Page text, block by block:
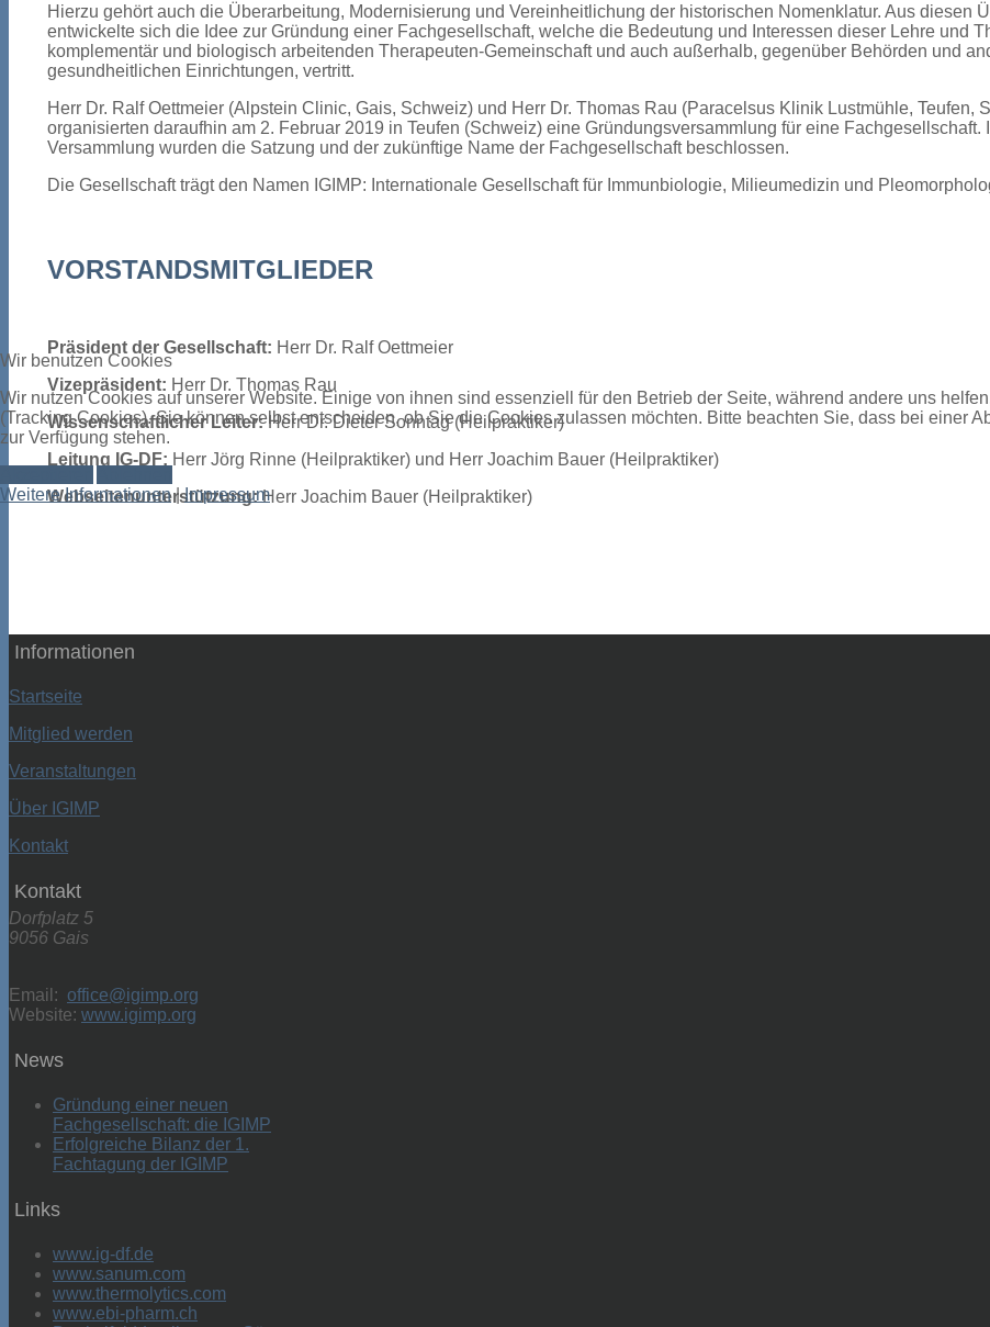
Hierzu gehört auch die Überarbeitung, Modernisierung und Vereinheitlichung der historischen Nomenklatur. Aus diesen
entwickelte sich die Idee zur Gründung einer Fachgesellschaft, welche die Bedeutung und Interessen dieser Lehre und
komplementär und biologisch arbeitenden Therapeuten-Gemeinschaft und auch außerhalb, gegenüber Behörden und
gesundheitlichen Einrichtungen, vertritt.
Herr Dr. Ralf Oettmeier (Alpstein Clinic, Gais, Schweiz) und Herr Dr. Thomas Rau (Paracelsus Klinik Lustmühle, Teufen,
organisierten daraufhin am 2. Februar 2019 in Teufen (Schweiz) eine Gründungsversammlung für eine Fachgesellschaft.
Versammlung wurden die Satzung und der zukünftige Name der Fachgesellschaft beschlossen.
Die Gesellschaft trägt den Namen IGIMP: Internationale Gesellschaft für Immunbiologie, Milieumedizin und
VORSTANDSMITGLIEDER
Präsident der Gesellschaft: Herr Dr. Ralf Oettmeier
Vizepräsident: Herr Dr. Thomas Rau
Wissenschaftlicher Leiter:Herr Dr. Dieter Sonntag (Heilpraktiker)
Leitung IG-DF: Herr Jörg Rinne (Heilpraktiker) und Herr Joachim Bauer (Heilpraktiker)
Webseitenunterstützung:Herr Joachim Bauer (Heilpraktiker)
Informationen
Startseite
Mitglied werden
Veranstaltungen
Über IGIMP
Kontakt
Kontakt
Dorfplatz 5
9056 Gais
Email: office@igimp.org
Website: www.igimp.org
News
Gründung einer neuen
Fachgesellschaft: die IGIMP
Erfolgreiche Bilanz der 1.
Fachtagung der IGIMP
Links
www.ig-df.de
www.sanum.com
www.thermolytics.com
www.ebi-pharm.ch
Wir benutzen Cookies
Wir nutzen Cookies auf unserer Website. Einige von ihnen sind essenziell für den Betrieb der Seite, während andere uns
(Tracking Cookies). Sie können selbst entscheiden, ob Sie die Cookies zulassen möchten. Bitte beachten Sie, dass bei einer
zur Verfügung stehen.
Weitere Informationen|Impressum